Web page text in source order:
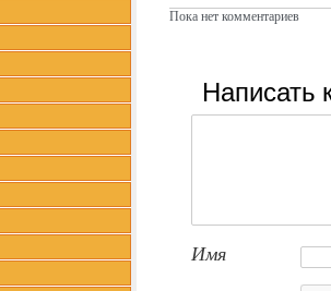
Пока нет комментариев
Написать
Имя